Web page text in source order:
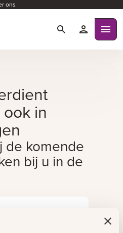
ons
ZoekenMijn
in
de komende
bij u in de